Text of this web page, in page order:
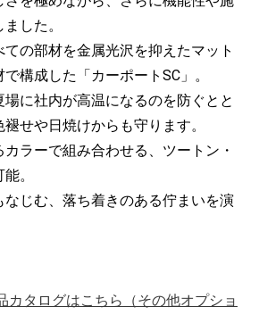
した。
の部材を金属光沢を抑えたマット
構成した「カーポートSC」。
に社内が高温になるのを防ぐとと
せや日焼けからも守ります。
ラーで組み合わせる、ツートン・
。
じむ、落ち着きのある佇まいを演
カタログはこちら（その他オプショ